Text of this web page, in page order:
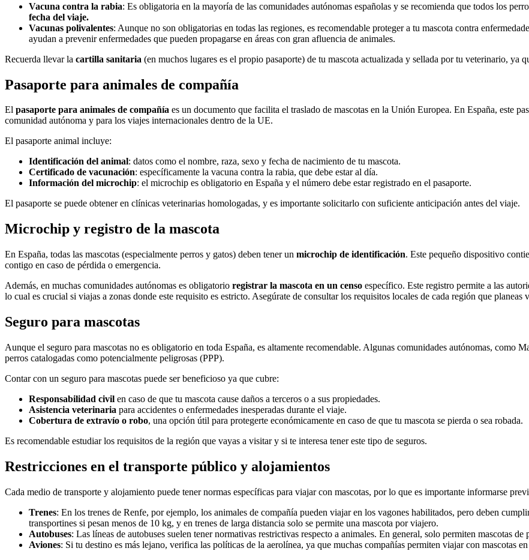
Vacuna contra la rabia: Es obligatoria en la mayoría de las comunidades autónomas españolas y se recomienda que todos los
fecha del viaje.
Vacunas polivalentes: Aunque no son obligatorias en todas las regiones, es recomendable proteger a tu mascota contra
ayudan a prevenir enfermedades que pueden propagarse en áreas con gran afluencia de animales.
Recuerda llevar la cartilla sanitaria (en muchos lugares es el propio pasaporte) de tu mascota actualizada y sellada por tu veterinario, ya
Pasaporte para animales de compañía
El pasaporte para animales de compañía es un documento que facilita el traslado de mascotas en la Unión Europea. En España, este
comunidad autónoma y para los viajes internacionales dentro de la UE.
El pasaporte animal incluye:
Identificación del animal: datos como el nombre, raza, sexo y fecha de nacimiento de tu mascota.
Certificado de vacunación: específicamente la vacuna contra la rabia, que debe estar al día.
Información del microchip: el microchip es obligatorio en España y el número debe estar registrado en el pasaporte.
El pasaporte se puede obtener en clínicas veterinarias homologadas, y es importante solicitarlo con suficiente anticipación antes del viaje.
Microchip y registro de la mascota
En España, todas las mascotas (especialmente perros y gatos) deben tener un microchip de identificación. Este pequeño dispositivo
contigo en caso de pérdida o emergencia.
Además, en muchas comunidades autónomas es obligatorio registrar la mascota en un censo específico. Este registro permite a las
lo cual es crucial si viajas a zonas donde este requisito es estricto. Asegúrate de consultar los requisitos locales de cada región que planeas
Seguro para mascotas
Aunque el seguro para mascotas no es obligatorio en toda España, es altamente recomendable. Algunas comunidades autónomas, como
perros catalogadas como potencialmente peligrosas (PPP).
Contar con un seguro para mascotas puede ser beneficioso ya que cubre:
Responsabilidad civil en caso de que tu mascota cause daños a terceros o a sus propiedades.
Asistencia veterinaria para accidentes o enfermedades inesperadas durante el viaje.
Cobertura de extravío o robo, una opción útil para protegerte económicamente en caso de que tu mascota se pierda o sea robada.
Es recomendable estudiar los requisitos de la región que vayas a visitar y si te interesa tener este tipo de seguros.
Restricciones en el transporte público y alojamientos
Cada medio de transporte y alojamiento puede tener normas específicas para viajar con mascotas, por lo que es importante informarse
Trenes: En los trenes de Renfe, por ejemplo, los animales de compañía pueden viajar en los vagones habilitados, pero deben
transportines si pesan menos de 10 kg, y en trenes de larga distancia solo se permite una mascota por viajero.
Autobuses: Las líneas de autobuses suelen tener normativas restrictivas respecto a animales. En general, solo permiten mascotas
Aviones: Si tu destino es más lejano, verifica las políticas de la aerolínea, ya que muchas compañías permiten viajar con mascotas